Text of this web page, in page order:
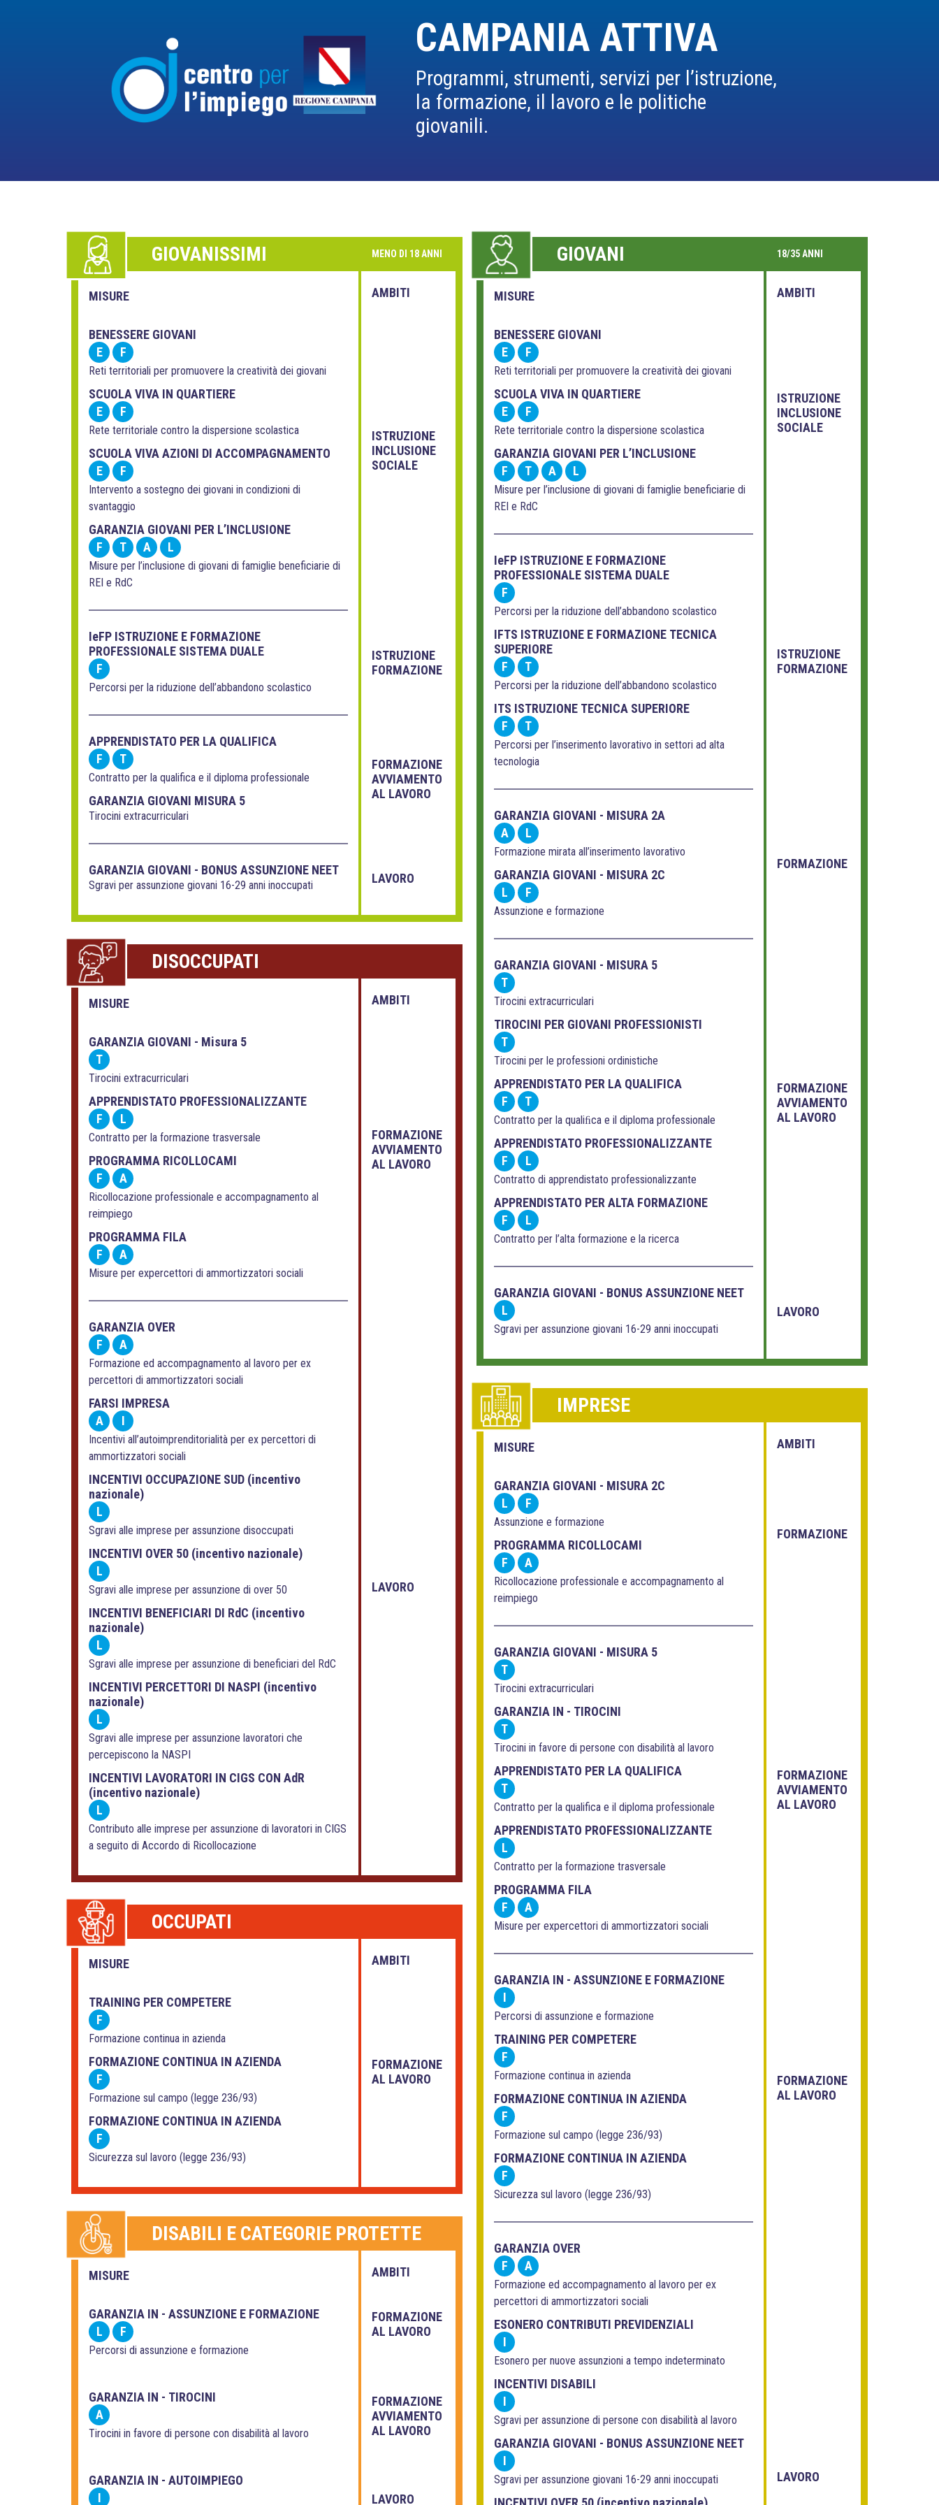
CAMPANIA ATTIVA
Programmi, strumenti, servizi per l’istruzione,
la formazione, il lavoro e le politiche
giovanili.
GIOVANISSIMI MENO DI 18 ANNI
MISURE AMBITI
BENESSERE GIOVANI
E
F
Reti territoriali per promuovere la creatività dei giovani
SCUOLA VIVA IN QUARTIERE
E
F
Rete territoriale contro la dispersione scolastica
SCUOLA VIVA AZIONI DI ACCOMPAGNAMENTO
E
F
Intervento a sostegno dei giovani in condizioni di
svantaggio
GARANZIA GIOVANI PER L’INCLUSIONE
F
T A L
Misure per l’inclusione di giovani di famiglie beneficiarie di
REI e RdC
ISTRUZIONE
INCLUSIONE
SOCIALE
IeFP ISTRUZIONE E FORMAZIONE
PROFESSIONALE SISTEMA DUALE
F
Percorsi per la riduzione dell’abbandono scolastico
ISTRUZIONE
FORMAZIONE
APPRENDISTATO PER LA QUALIFICA
F
T
Contratto per la qualifica e il diploma professionale
GARANZIA GIOVANI MISURA 5
Tirocini extracurriculari
FORMAZIONE
AVVIAMENTO
AL LAVORO
GARANZIA GIOVANI - BONUS ASSUNZIONE NEET
Sgravi per assunzione giovani 16-29 anni inoccupati LAVORO
DISOCCUPATI
MISURE AMBITI
GARANZIA GIOVANI - Misura 5
T
Tirocini extracurriculari
APPRENDISTATO PROFESSIONALIZZANTE
F
L
Contratto per la formazione trasversale
PROGRAMMA RICOLLOCAMI
F
A
Ricollocazione professionale e accompagnamento al
reimpiego
PROGRAMMA FILA
F
A
Misure per expercettori di ammortizzatori sociali
FORMAZIONE
AVVIAMENTO
AL LAVORO
GARANZIA OVER
F
A
Formazione ed accompagnamento al lavoro per ex
percettori di ammortizzatori sociali
FARSI IMPRESA
A
I
Incentivi all’autoimprenditorialità per ex percettori di
ammortizzatori sociali
INCENTIVI OCCUPAZIONE SUD (incentivo
nazionale)
L
Sgravi alle imprese per assunzione disoccupati
INCENTIVI OVER 50 (incentivo nazionale)
L
Sgravi alle imprese per assunzione di over 50
INCENTIVI BENEFICIARI DI RdC (incentivo
nazionale)
L
Sgravi alle imprese per assunzione di beneficiari del RdC
INCENTIVI PERCETTORI DI NASPI (incentivo
nazionale)
L
Sgravi alle imprese per assunzione lavoratori che
percepiscono la NASPI
INCENTIVI LAVORATORI IN CIGS CON AdR
(incentivo nazionale)
L
Contributo alle imprese per assunzione di lavoratori in CIGS
a seguito di Accordo di Ricollocazione
LAVORO
OCCUPATI
MISURE AMBITI
TRAINING PER COMPETERE
F
Formazione continua in azienda
FORMAZIONE CONTINUA IN AZIENDA
F
Formazione sul campo (legge 236/93)
FORMAZIONE CONTINUA IN AZIENDA
F
Sicurezza sul lavoro (legge 236/93)
FORMAZIONE
AL LAVORO
DISABILI E CATEGORIE PROTETTE
MISURE AMBITI
GARANZIA IN - ASSUNZIONE E FORMAZIONE
L
F
Percorsi di assunzione e formazione
FORMAZIONE
AL LAVORO
GARANZIA IN - TIROCINI
A
Tirocini in favore di persone con disabilità al lavoro
FORMAZIONE
AVVIAMENTO
AL LAVORO
GARANZIA IN - AUTOIMPIEGO
I
LAVORO
GIOVANI 18/35 ANNI
MISURE AMBITI
BENESSERE GIOVANI
E
F
Reti territoriali per promuovere la creatività dei giovani
SCUOLA VIVA IN QUARTIERE
E
F
Rete territoriale contro la dispersione scolastica
GARANZIA GIOVANI PER L’INCLUSIONE
F
T A L
Misure per l’inclusione di giovani di famiglie beneficiarie di
REI e RdC
ISTRUZIONE
INCLUSIONE
SOCIALE
IeFP ISTRUZIONE E FORMAZIONE
PROFESSIONALE SISTEMA DUALE
F
Percorsi per la riduzione dell’abbandono scolastico
IFTS ISTRUZIONE E FORMAZIONE TECNICA
SUPERIORE
F
T
Percorsi per la riduzione dell’abbandono scolastico
ITS ISTRUZIONE TECNICA SUPERIORE
F
T
Percorsi per l’inserimento lavorativo in settori ad alta
tecnologia
ISTRUZIONE
FORMAZIONE
GARANZIA GIOVANI - MISURA 2A
A
L
Formazione mirata all’inserimento lavorativo
GARANZIA GIOVANI - MISURA 2C
L
F
Assunzione e formazione
FORMAZIONE
GARANZIA GIOVANI - MISURA 5
T
Tirocini extracurriculari
TIROCINI PER GIOVANI PROFESSIONISTI
T
Tirocini per le professioni ordinistiche
APPRENDISTATO PER LA QUALIFICA
F
T
Contratto per la qualiﬁca e il diploma professionale
APPRENDISTATO PROFESSIONALIZZANTE
F
L
Contratto di apprendistato professionalizzante
APPRENDISTATO PER ALTA FORMAZIONE
F
L
Contratto per l’alta formazione e la ricerca
FORMAZIONE
AVVIAMENTO
AL LAVORO
GARANZIA GIOVANI - BONUS ASSUNZIONE NEET
L
Sgravi per assunzione giovani 16-29 anni inoccupati
LAVORO
IMPRESE
MISURE AMBITI
GARANZIA GIOVANI - MISURA 2C
L
F
Assunzione e formazione
PROGRAMMA RICOLLOCAMI
F
A
Ricollocazione professionale e accompagnamento al
reimpiego
FORMAZIONE
GARANZIA GIOVANI - MISURA 5
T
Tirocini extracurriculari
GARANZIA IN - TIROCINI
T
Tirocini in favore di persone con disabilità al lavoro
APPRENDISTATO PER LA QUALIFICA
T
Contratto per la qualifica e il diploma professionale
APPRENDISTATO PROFESSIONALIZZANTE
L
Contratto per la formazione trasversale
PROGRAMMA FILA
F
A
Misure per expercettori di ammortizzatori sociali
FORMAZIONE
AVVIAMENTO
AL LAVORO
GARANZIA IN - ASSUNZIONE E FORMAZIONE
I
Percorsi di assunzione e formazione
TRAINING PER COMPETERE
F
Formazione continua in azienda
FORMAZIONE CONTINUA IN AZIENDA
F
Formazione sul campo (legge 236/93)
FORMAZIONE CONTINUA IN AZIENDA
F
Sicurezza sul lavoro (legge 236/93)
FORMAZIONE
AL LAVORO
GARANZIA OVER
F
A
Formazione ed accompagnamento al lavoro per ex
percettori di ammortizzatori sociali
ESONERO CONTRIBUTI PREVIDENZIALI
I
Esonero per nuove assunzioni a tempo indeterminato
INCENTIVI DISABILI
I
Sgravi per assunzione di persone con disabilità al lavoro
GARANZIA GIOVANI - BONUS ASSUNZIONE NEET
I
Sgravi per assunzione giovani 16-29 anni inoccupati LAVORO